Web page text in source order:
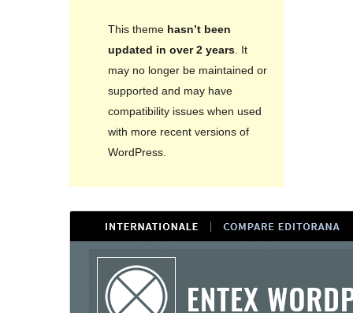
This theme hasn’t been
updated in over 2 years. It
may no longer be maintained or
supported and may have
compatibility issues when used
with more recent versions of
WordPress.